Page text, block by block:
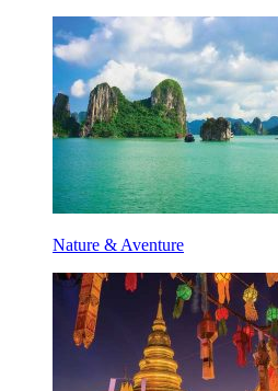
Nature & Aventure